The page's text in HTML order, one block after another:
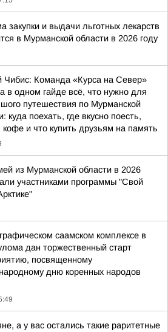
закупки и выдачи льготных лекарств
в Мурманской области в 2026 году
Чибис: Команда «Курса на Север»
в одном гайде всё, что нужно для
путешествия по Мурманской
куда поехать, где вкусно поесть,
кофе и что купить друзьям на память
из Мурманской области в 2026
участниками программы "Свой
саамском комплексе в
дан торжественный старт
посвященному
дню коренных народов
а у вас остались такие раритетные